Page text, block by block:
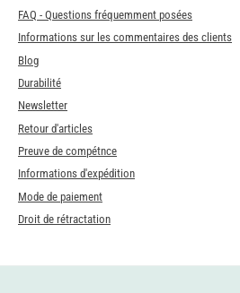
FAQ - Questions fréquemment posées
Informations sur les commentaires des clients
Blog
Durabilité
Newsletter
Retour d'articles
Preuve de compétnce
Informations d'expédition
Mode de paiement
Droit de rétractation